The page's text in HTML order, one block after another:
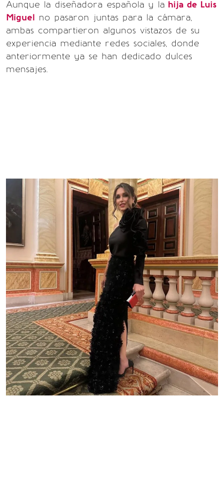
Aunque la diseñadora española y la hija de Luis
Miguel no pasaron juntas para la cámara,
ambas compartieron algunos vistazos de su
experiencia mediante redes sociales, donde
anteriormente ya se han dedicado dulces
mensajes.